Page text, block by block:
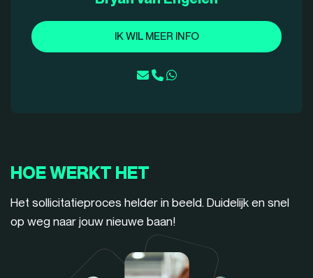
IK WIL MEER INFO
HOE WERKT HET
Het sollicitatieproces helder in beeld. Duidelijk en snel
op weg naar jouw nieuwe baan!